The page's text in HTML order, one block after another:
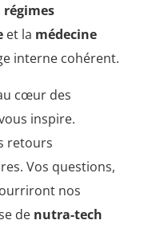
régimes
et la médecine
interne cohérent.
cœur des
inspire.
retours
Vos questions,
nos
de nutra-tech